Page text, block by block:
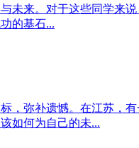
未来。对于这些同学来
的基石...
，弥补遗憾。在江苏，有
如何为自己的未...